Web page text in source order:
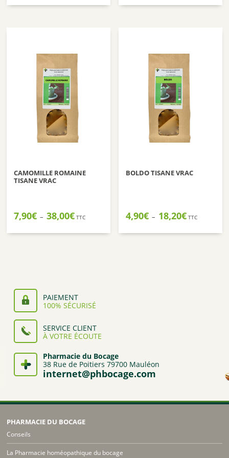
prix :
prix :
CAMOMILLE ROMAINE
TISANE VRAC
7,90€ – 38,00€Plage
prix :
TTC
BOLDO TISANE VRAC
4,90€ – 18,20€Plage
prix :
TTC
PAIEMENT
100% SÉCURISÉ
SERVICE CLIENT
À VOTRE ÉCOUTE
Pharmacie du Bocage
38 Rue de Poitiers 79700 Mauléon
internet@phbocage.com
PHARMACIE DU BOCAGE
Conseils
La Pharmacie homéopathique du bocage